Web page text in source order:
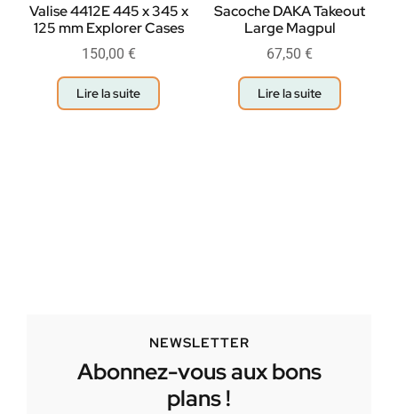
Valise 4412E 445 x 345 x
125 mm Explorer Cases
150,00 €
Lire la suite
Sacoche DAKA Takeout
Large Magpul
67,50 €
Lire la suite
NEWSLETTER
Abonnez-vous aux bons
plans !